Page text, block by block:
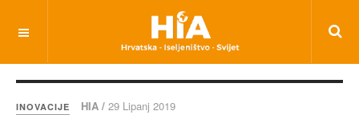
INOVACIJE HIA / 29 Lipanj 2019